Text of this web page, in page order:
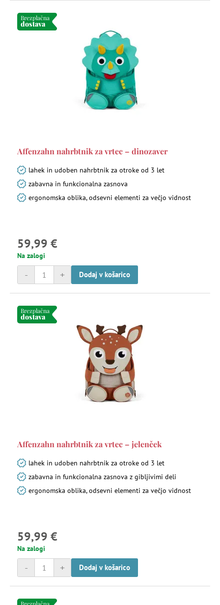
Brezplačna
dostava
Affenzahn nahrbtnik za vrtec – dinozaver
lahek in udoben nahrbtnik za otroke od 3 let
zabavna in funkcionalna zasnova
ergonomska oblika, odsevni elementi za večjo vidnost
59,99 €
Na zalogi
+
- Dodaj v košarico
Brezplačna
dostava
Affenzahn nahrbtnik za vrtec – jelenček
lahek in udoben nahrbtnik za otroke od 3 let
zabavna in funkcionalna zasnova z gibljivimi deli
ergonomska oblika, odsevni elementi za večjo vidnost
59,99 €
Na zalogi
+
- Dodaj v košarico